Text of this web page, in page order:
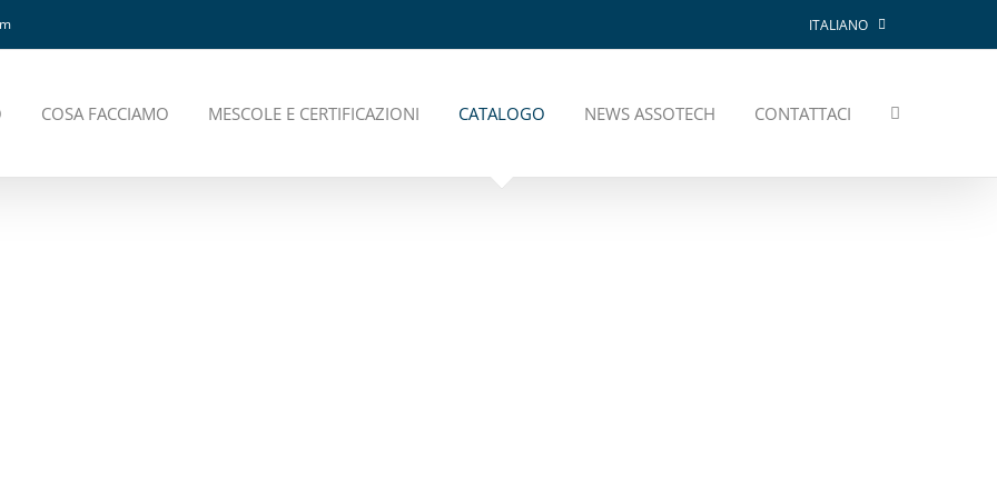
ITALIANO
COSA FACCIAMO MESCOLE E CERTIFICAZIONI CATALOGO NEWS ASSOTECH CONTATTACI